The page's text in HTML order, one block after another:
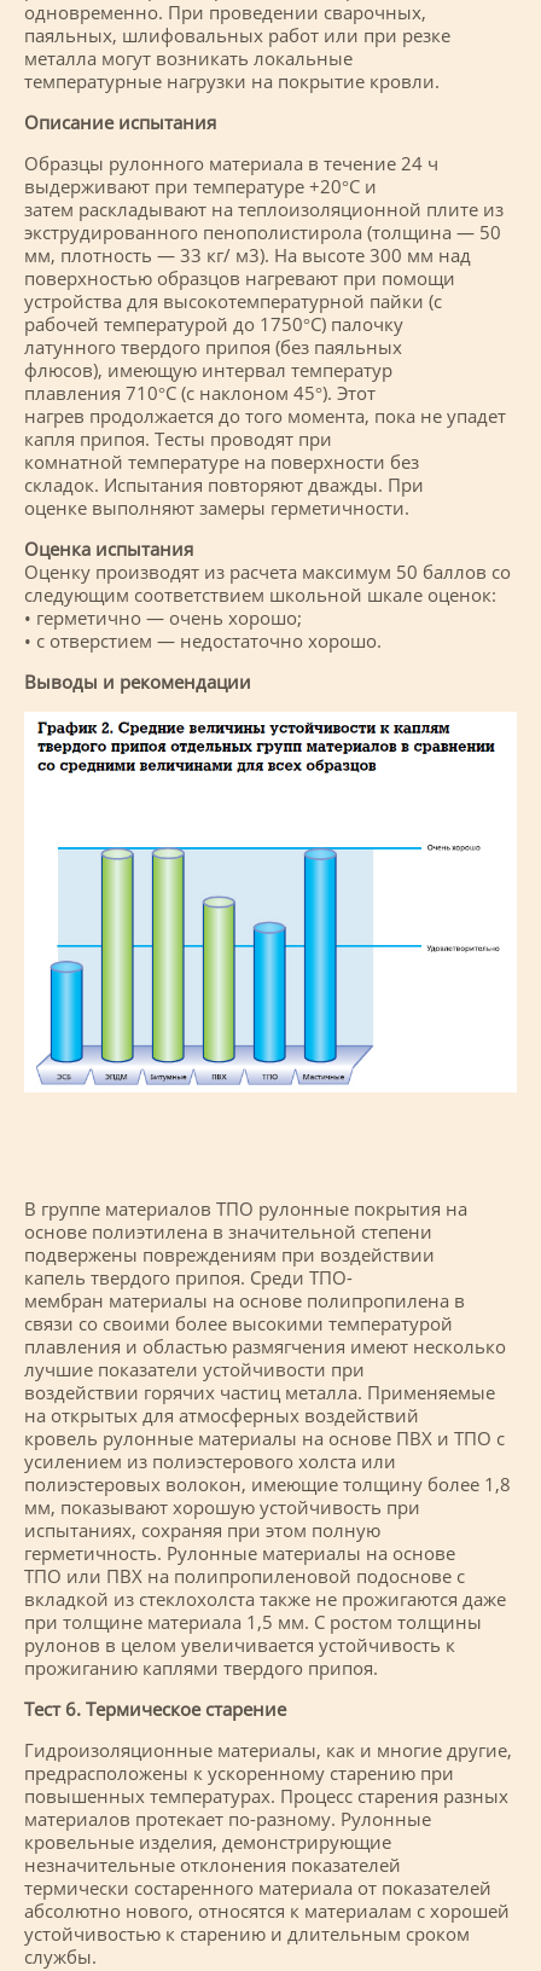
одновременно. При проведении сварочных,
паяльных, шлифовальных работ или при резке
металла могут возникать локальные
температурные нагрузки на покрытие кровли.
Описание испытания
Образцы рулонного материала в течение 24 ч
выдерживают при температуре +20°С и
затем раскладывают на теплоизоляционной плите из
экструдированного пенополистирола (толщина — 50
мм, плотность — 33 кг/ м3). На высоте 300 мм над
поверхностью образцов нагревают при помощи
устройства для высокотемпературной пайки (с
рабочей температурой до 1750°С) палочку
латунного твердого припоя (без паяльных
флюсов), имеющую интервал температур
плавления 710°С (с наклоном 45°). Этот
нагрев продолжается до того момента, пока не упадет
капля припоя. Тесты проводят при
комнатной температуре на поверхности без
складок. Испытания повторяют дважды. При
оценке выполняют замеры герметичности.
Оценка испытания
Оценку производят из расчета максимум 50 баллов со
следующим соответствием школьной шкале оценок:
• герметично — очень хорошо;
• с отверстием — недостаточно хорошо.
Выводы и рекомендации
В группе материалов ТПО рулонные покрытия на
основе полиэтилена в значительной степени
подвержены повреждениям при воздействии
капель твердого припоя. Среди ТПО-
мембран материалы на основе полипропилена в
связи со своими более высокими температурой
плавления и областью размягчения имеют несколько
лучшие показатели устойчивости при
воздействии горячих частиц металла. Применяемые
на открытых для атмосферных воздействий
кровель рулонные материалы на основе ПВХ и ТПО с
усилением из полиэстерового холста или
полиэстеровых волокон, имеющие толщину более 1,8
мм, показывают хорошую устойчивость при
испытаниях, сохраняя при этом полную
герметичность. Рулонные материалы на основе
ТПО или ПВХ на полипропиленовой подоснове с
вкладкой из стеклохолста также не прожигаются даже
при толщине материала 1,5 мм. С ростом толщины
рулонов в целом увеличивается устойчивость к
прожиганию каплями твердого припоя.
Тест 6. Термическое старение
Гидроизоляционные материалы, как и многие другие,
предрасположены к ускоренному старению при
повышенных температурах. Процесс старения разных
материалов протекает по-разному. Рулонные
кровельные изделия, демонстрирующие
незначительные отклонения показателей
термически состаренного материала от показателей
абсолютно нового, относятся к материалам с хорошей
устойчивостью к старению и длительным сроком
службы.